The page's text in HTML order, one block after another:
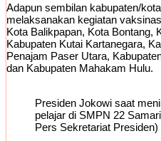
Adapun sembilan kabupaten/
melaksanakan kegiatan
Kota Balikpapan, Kota Bontang,
Kabupaten Kutai Kartanegara,
Penajam Paser Utara,
dan Kabupaten Mahakam Hulu.
Presiden Jokowi saat
pelajar di SMPN 22
Pers Sekretariat Presiden)